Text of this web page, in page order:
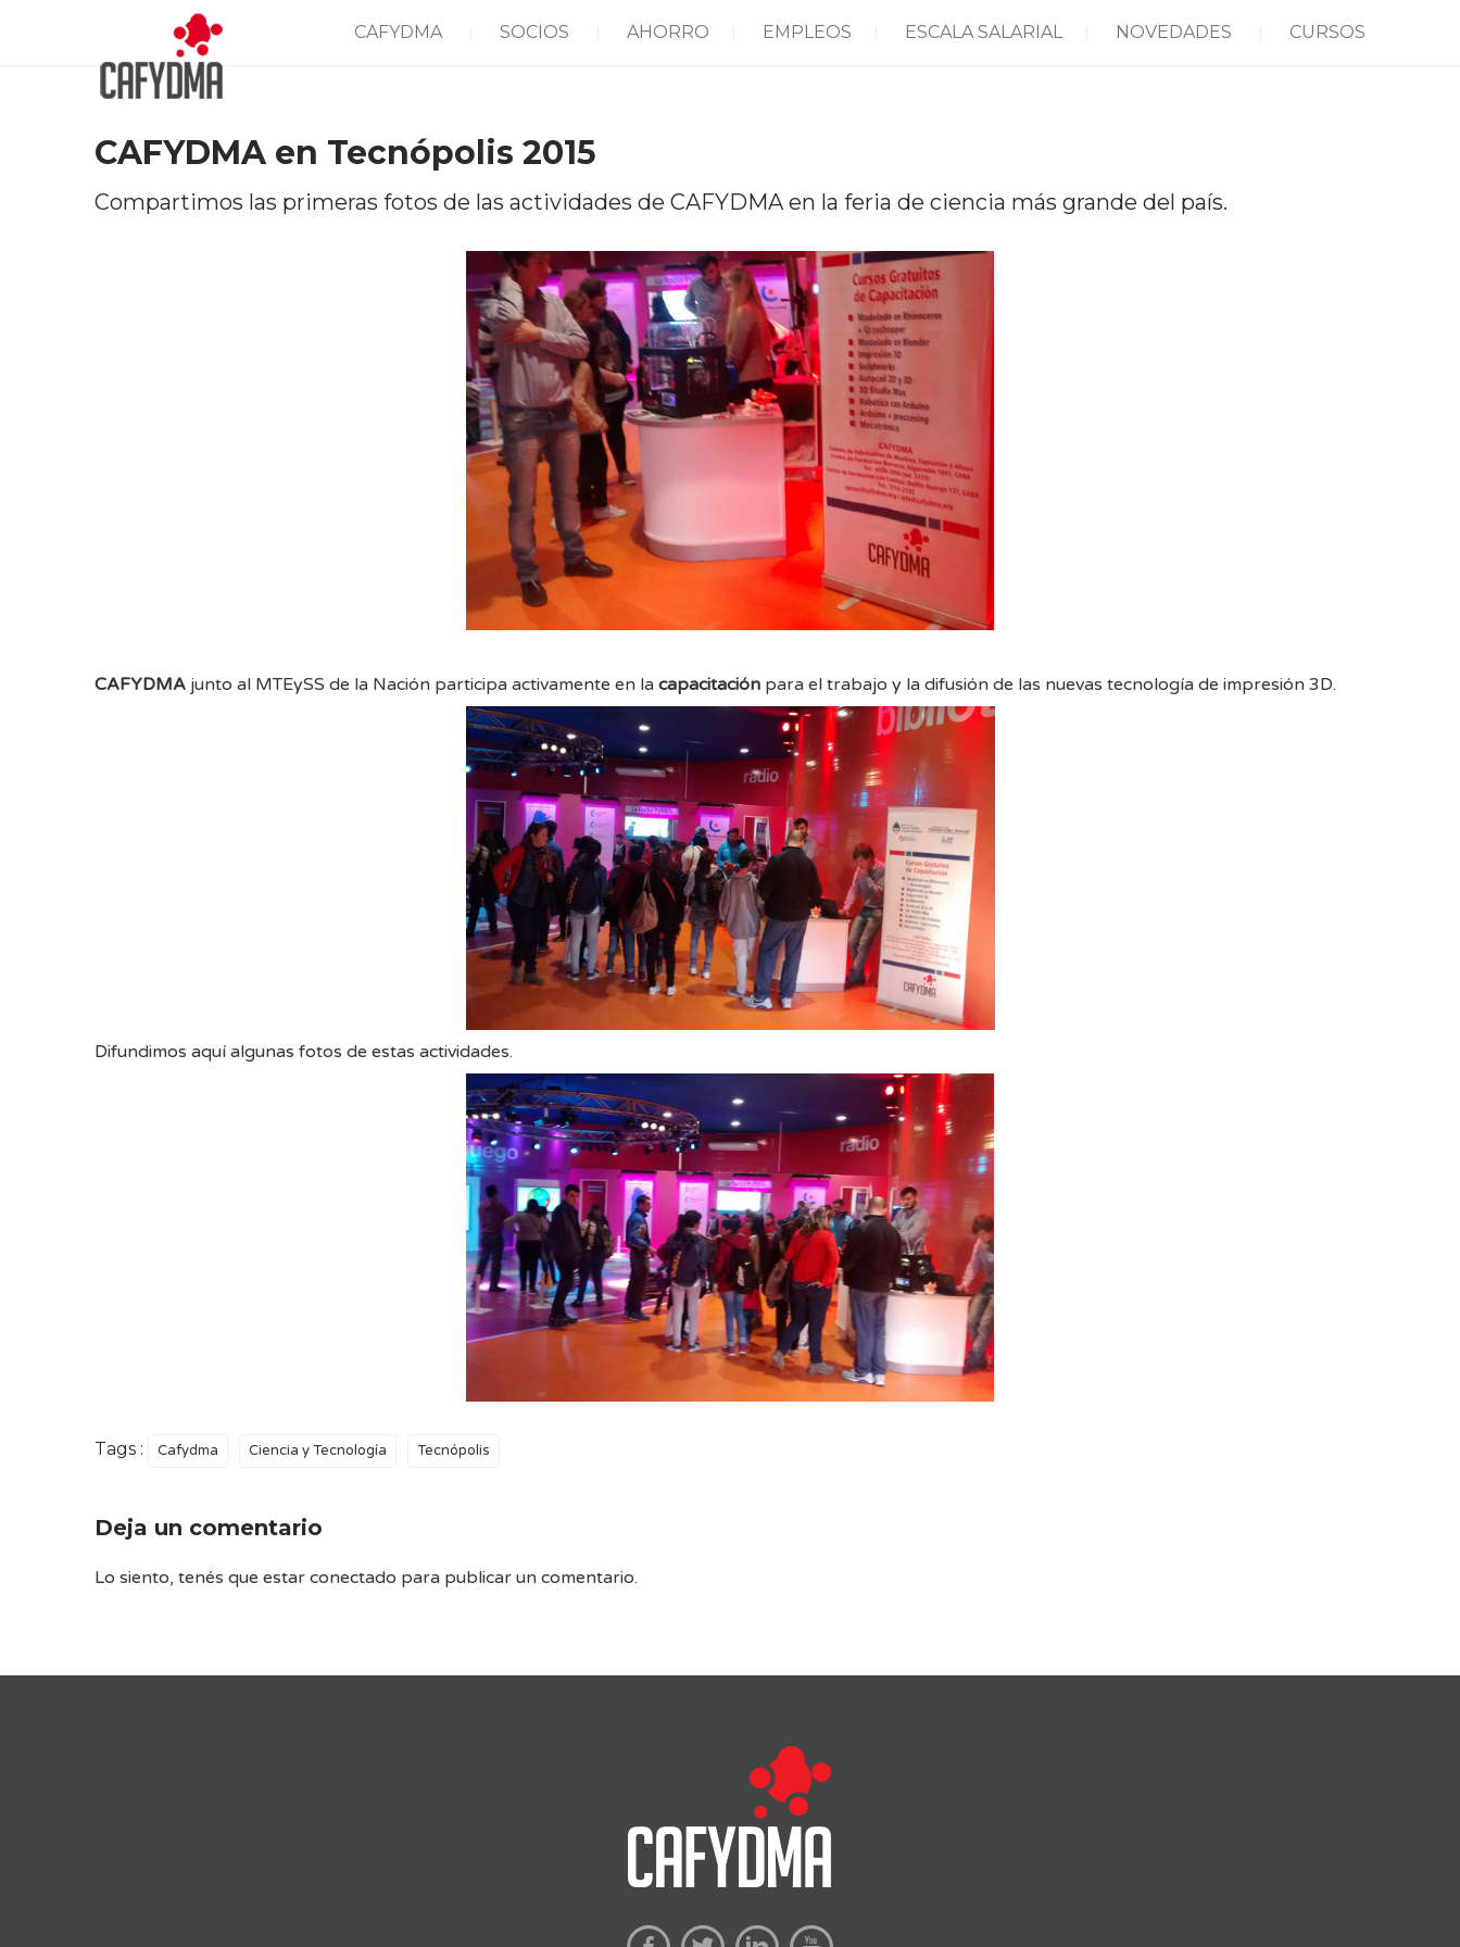
CAFYDMA SOCIOS AHORRO EMPLEOS ESCALA SALARIAL NOVEDADES CURSOS
CAFYDMA en Tecnópolis 2015
Compartimos las primeras fotos de las actividades de CAFYDMA en la feria de ciencia más grande del país.
CAFYDMA junto al MTEySS de la Nación participa activamente en la capacitación para el trabajo y la difusión de las nuevas tecnología de impresión 3D.
Difundimos aquí algunas fotos de estas actividades.
Tags : Cafydma Ciencia y Tecnología Tecnópolis
Deja un comentario
Lo siento, tenés que estar conectado para publicar un comentario.